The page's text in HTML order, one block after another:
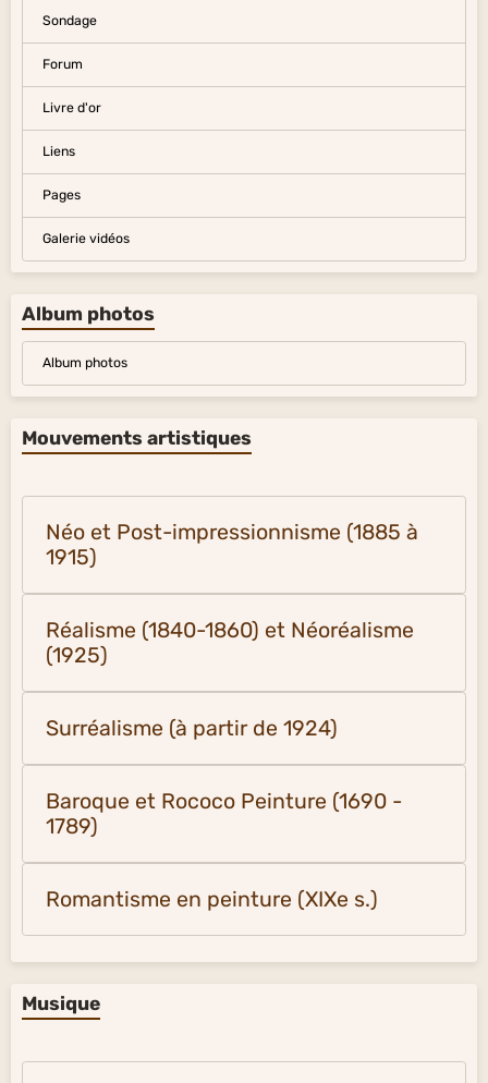
Sondage
Forum
Livre d'or
Liens
Pages
Galerie vidéos
Album photos
Album photos
Mouvements artistiques
Néo et Post-impressionnisme (1885 à
1915)
Réalisme (1840-1860) et Néoréalisme
(1925)
Surréalisme (à partir de 1924)
Baroque et Rococo Peinture (1690 -
1789)
Romantisme en peinture (XIXe s.)
Musique